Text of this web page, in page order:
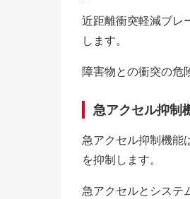
近距離衝突軽減ブレ
します。
障害物との衝突の危
急アクセル抑制
急アクセル抑制機能
を抑制します。
急アクセルとシステ